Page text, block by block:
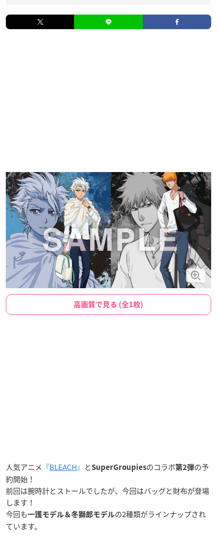
高画質で見る (全1枚)
人気アニメ 『BLEACH』 と SuperGroupiesのコラボ第2弾の予
約開始！
前回は腕時計とストールでしたが、今回はバッグと財布が登場
します！
今回も一護モデル＆冬獅郎モデルの2種類がラインナップされ
ています。